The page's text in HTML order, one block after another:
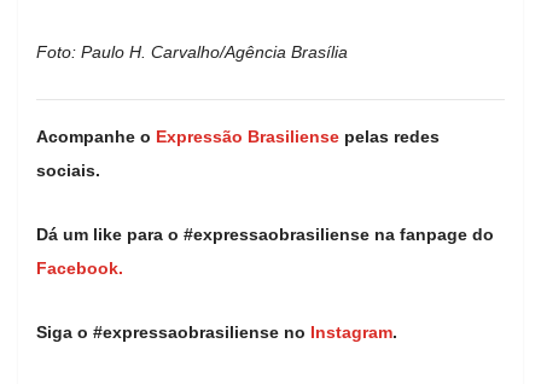
Foto: Paulo H. Carvalho/Agência Brasília
Acompanhe o Expressão Brasiliense pelas redes
sociais.
Dá um like para o #expressaobrasiliense na fanpage do
Facebook.
Siga o #expressaobrasiliense no Instagram.